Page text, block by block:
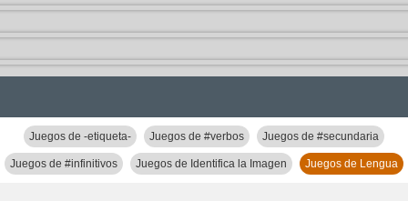
Juegos de -etiqueta- Juegos de #verbos Juegos de #secundaria
Juegos de #infinitivos Juegos de Identifica la Imagen Juegos de Lengua